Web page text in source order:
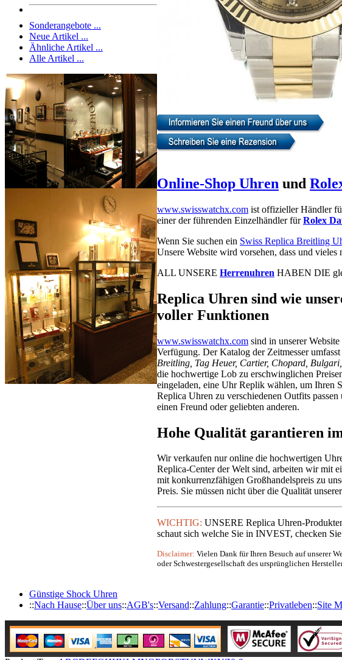
Sonderangebote ...
Neue Artikel ...
Ähnliche Artikel ...
Alle Artikel ...
Online-Shop Uhren und
www.swisswatchx.com ist offizieller Händler
einer der führenden Einzelhändler fürRolex
Wenn Sie suchen ein Swiss Replica Breitling
Unsere Website wird vorsehen, dass und
ALL UNSERE Herrenuhren HABEN DIE
Replica Uhren sind wie
voller Funktionen
www.swisswatchx.com sind in unserer
Verfügung. Der Katalog der Zeitmesser
Breitling, Tag Heuer, Cartier, Chopard,
die hochwertige Lob zu erschwinglichen
eingeladen, eine Uhr Replik wählen, um Ihren
Replica Uhren zu verschiedenen Outfits
einen Freund oder geliebten anderen.
Hohe Qualität garantieren
Wir verkaufen nur online die hochwertigen
Replica-Center der Welt sind, arbeiten wir mit
mit konkurrenzfähigen Großhandelspreis zu
Preis. Sie müssen nicht über die Qualität
WICHTIG: UNSERE Replica Uhren-
schaut sich welche Sie in INVEST, checken
Disclaimer: Vielen Dank für Ihren Besuch auf unserer
oder Schwestergesellschaft des ursprünglichen
Günstige Shock Uhren
::Nach Hause::Über uns::AGB's::Versand::Zahlung::Garantie::Privatleben::Site